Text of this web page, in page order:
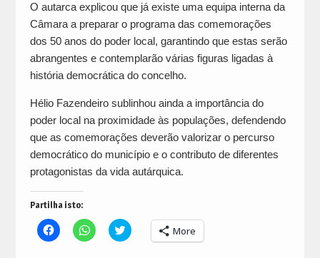
O autarca explicou que já existe uma equipa interna da
Câmara a preparar o programa das comemorações
dos 50 anos do poder local, garantindo que estas serão
abrangentes e contemplarão várias figuras ligadas à
história democrática do concelho.
Hélio Fazendeiro sublinhou ainda a importância do
poder local na proximidade às populações, defendendo
que as comemorações deverão valorizar o percurso
democrático do município e o contributo de diferentes
protagonistas da vida autárquica.
Partilha isto:
Click
to
Click
to
Click
to More